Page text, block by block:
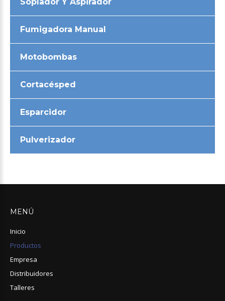
Fumigadora Manual
Motobombas
Cortacésped
Esparcidor
Pulverizador
MENÚ
Inicio
Productos
Empresa
Distribuidores
Talleres